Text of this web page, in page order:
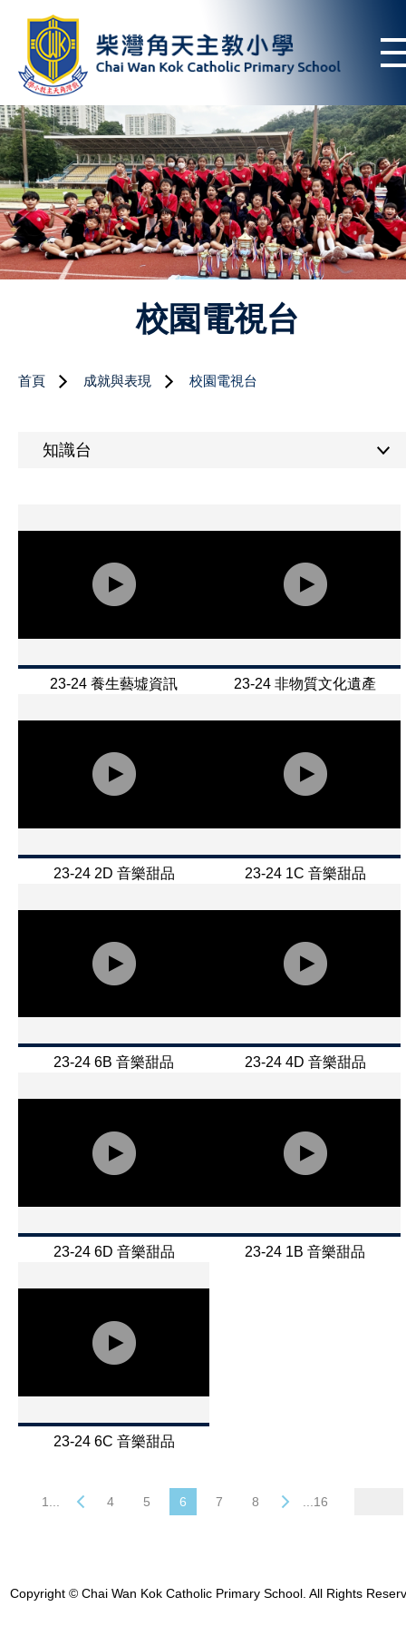
校園電視台
首頁 成就與表現 校園電視台
知識台
23-24 養生藝墟資訊 23-24 非物質文化遺產
23-24 2D 音樂甜品 23-24 1C 音樂甜品
23-24 6B 音樂甜品 23-24 4D 音樂甜品
23-24 6D 音樂甜品 23-24 1B 音樂甜品
23-24 6C 音樂甜品
1... 4 5 6 7 8 ...16
Copyright © Chai Wan Kok Catholic Primary School. All Rights